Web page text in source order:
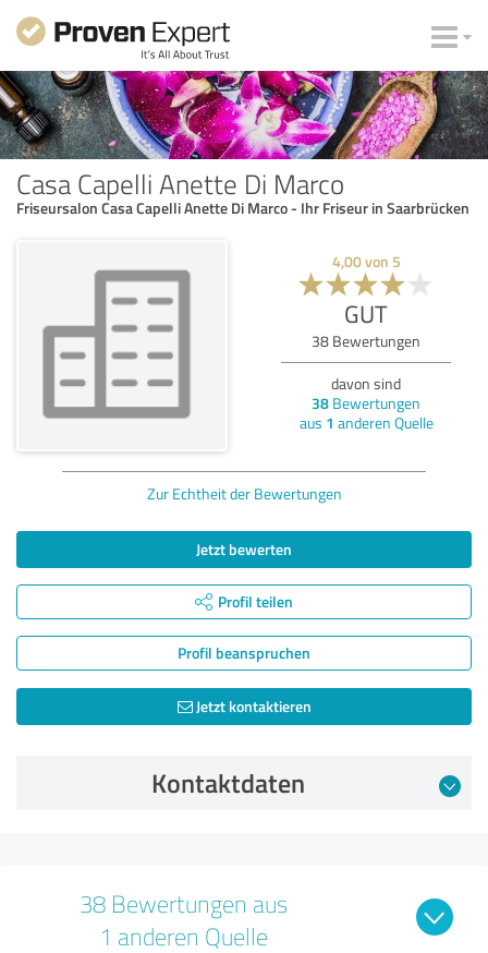
Casa Capelli Anette Di Marco
Friseursalon Casa Capelli Anette Di Marco - Ihr Friseur in Saarbrücken
4,00von 5
GUT
38 Bewertungen
davon sind
38 Bewertungen
aus 1 anderen Quelle
Zur Echtheit der Bewertungen
Jetzt bewerten
Profil teilen
Profil beanspruchen
Jetzt kontaktieren
Kontaktdaten
38 Bewertungen aus
1 anderen Quelle